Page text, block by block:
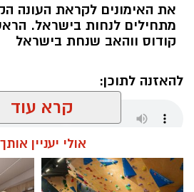
את האימונים לקראת העונה
מתחילים לנחות בישראל.
קודוס ווהאב שנחת בישראל
להאזנה לתוכן:
שחר כחלון / 17:59 07.08.26
קרא עוד
אולי יעניין